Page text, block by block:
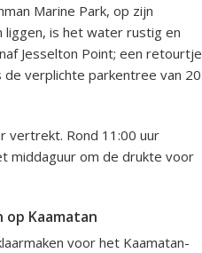
Marine Park, op zijn
liggen, is het water rustig en
Jesselton Point; een retourtje
verplichte parkentree van 20
vertrekt. Rond 11:00 uur
middaguur om de drukte voor
Kaamatan
voor het Kaamatan-